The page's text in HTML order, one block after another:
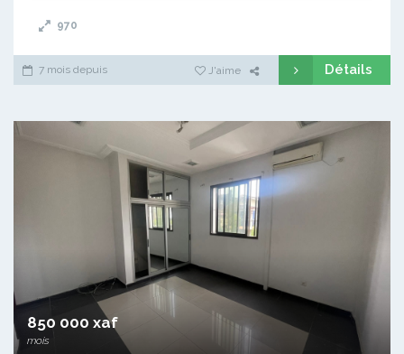
970
7 mois depuis J'aime Détails
850 000 xaf
mois